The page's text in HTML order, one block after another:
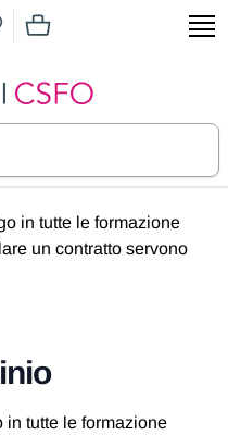
articoli nel carrello,
in tutte le formazione
un contratto servono
in tutte le formazione